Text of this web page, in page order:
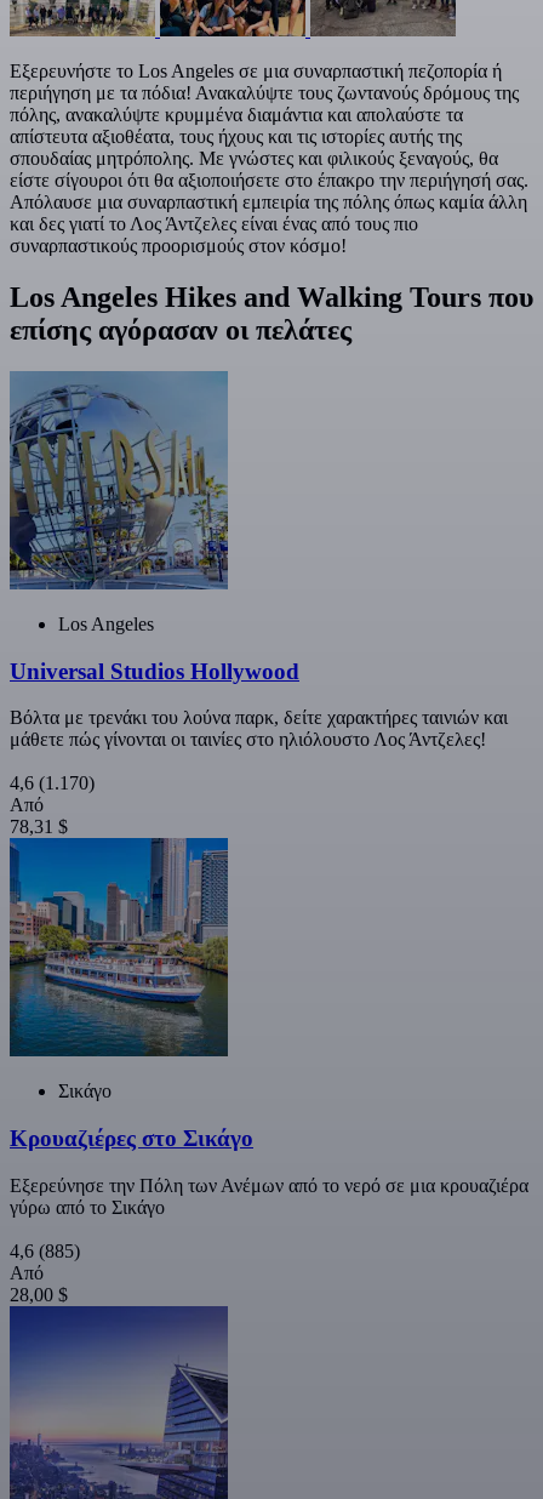
Εξερευνήστε το Los Angeles σε μια συναρπαστική πεζοπορία ή
περιήγηση με τα πόδια! Ανακαλύψτε τους ζωντανούς δρόμους της
πόλης, ανακαλύψτε κρυμμένα διαμάντια και απολαύστε τα
απίστευτα αξιοθέατα, τους ήχους και τις ιστορίες αυτής της
σπουδαίας μητρόπολης. Με γνώστες και φιλικούς ξεναγούς, θα
είστε σίγουροι ότι θα αξιοποιήσετε στο έπακρο την περιήγησή σας.
Απόλαυσε μια συναρπαστική εμπειρία της πόλης όπως καμία άλλη
και δες γιατί το Λος Άντζελες είναι ένας από τους πιο
συναρπαστικούς προορισμούς στον κόσμο!
Los Angeles Hikes and Walking Tours που
επίσης αγόρασαν οι πελάτες
Los Angeles
Universal Studios Hollywood
Βόλτα με τρενάκι του λούνα παρκ, δείτε χαρακτήρες ταινιών και
μάθετε πώς γίνονται οι ταινίες στο ηλιόλουστο Λος Άντζελες!
4,6 (1.170)
Από
78,31 $
Σικάγο
Κρουαζιέρες στο Σικάγο
Εξερεύνησε την Πόλη των Ανέμων από το νερό σε μια κρουαζιέρα
γύρω από το Σικάγο
4,6 (885)
Από
28,00 $